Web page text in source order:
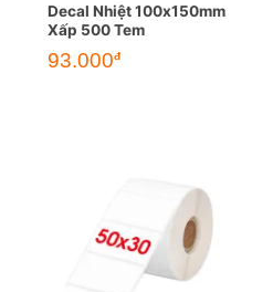
Decal Nhiệt 100x150mm
Xấp 500 Tem
93.000đ